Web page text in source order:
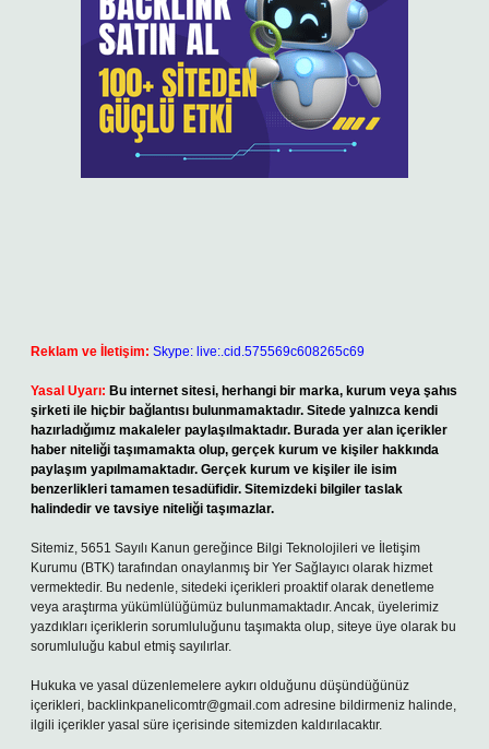
Reklam ve İletişim: Skype: live:.cid.575569c608265c69
Yasal Uyarı: Bu internet sitesi, herhangi bir marka, kurum veya şahıs
şirketi ile hiçbir bağlantısı bulunmamaktadır. Sitede yalnızca kendi
hazırladığımız makaleler paylaşılmaktadır. Burada yer alan içerikler
haber niteliği taşımamakta olup, gerçek kurum ve kişiler hakkında
paylaşım yapılmamaktadır. Gerçek kurum ve kişiler ile isim
benzerlikleri tamamen tesadüfidir. Sitemizdeki bilgiler taslak
halindedir ve tavsiye niteliği taşımazlar.
Sitemiz, 5651 Sayılı Kanun gereğince Bilgi Teknolojileri ve İletişim
Kurumu (BTK) tarafından onaylanmış bir Yer Sağlayıcı olarak hizmet
vermektedir. Bu nedenle, sitedeki içerikleri proaktif olarak denetleme
veya araştırma yükümlülüğümüz bulunmamaktadır. Ancak, üyelerimiz
yazdıkları içeriklerin sorumluluğunu taşımakta olup, siteye üye olarak bu
sorumluluğu kabul etmiş sayılırlar.
Hukuka ve yasal düzenlemelere aykırı olduğunu düşündüğünüz
içerikleri, backlinkpanelicomtr@gmail.com adresine bildirmeniz halinde,
ilgili içerikler yasal süre içerisinde sitemizden kaldırılacaktır.